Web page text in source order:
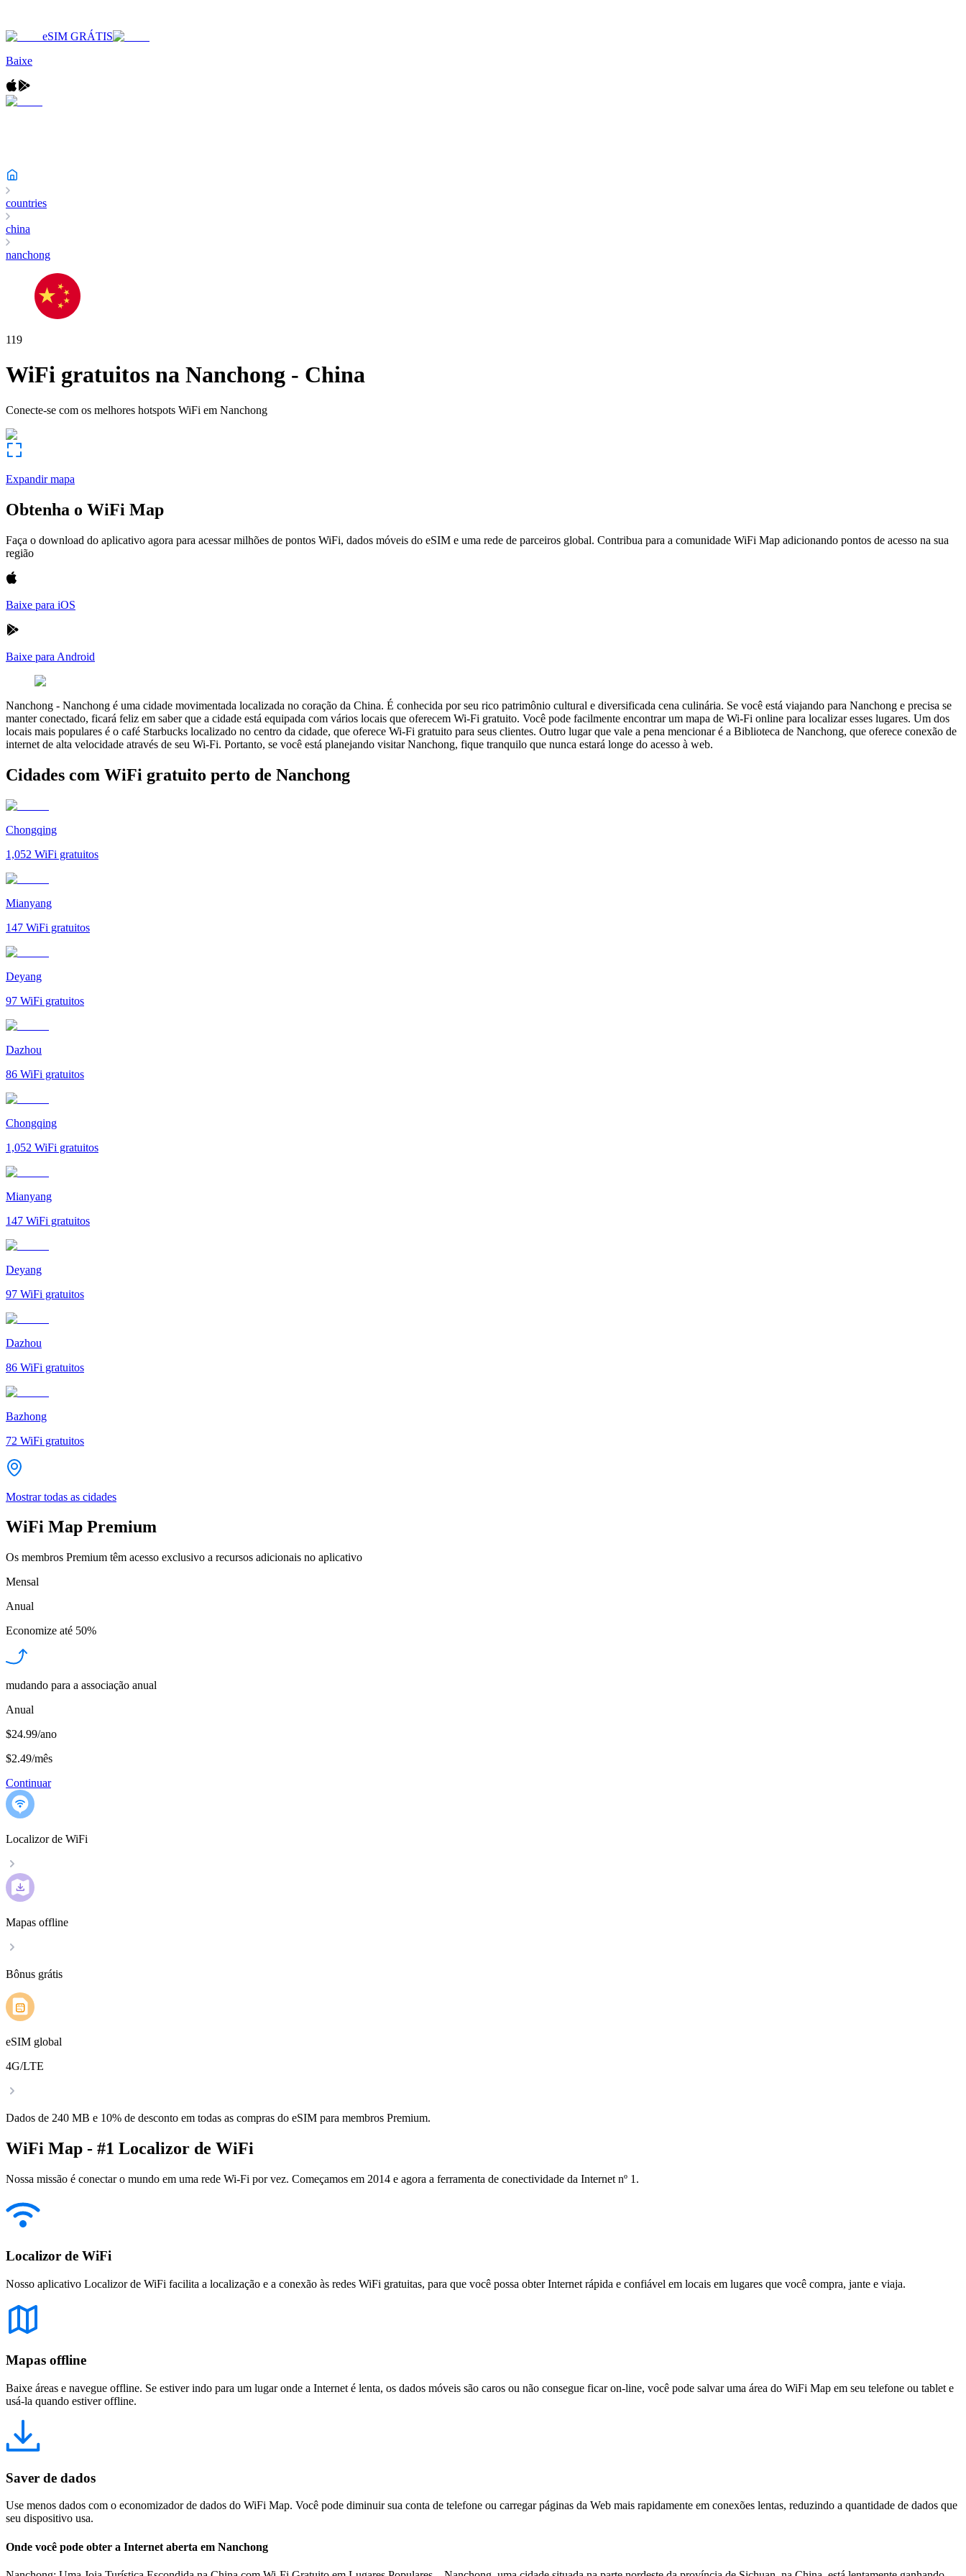
eSIM GRÁTIS
Baixe
countries
china
nanchong
119
WiFi gratuitos na Nanchong - China
Conecte-se com os melhores hotspots WiFi em Nanchong
Expandir mapa
Obtenha o WiFi Map
Faça o download do aplicativo agora para acessar milhões de pontos WiFi, dados móveis do eSIM e uma rede de parceiros global. Contribua para a comunidade WiFi Map adicionando pontos de acesso na sua
região
Baixe para iOS
Baixe para Android
Nanchong - Nanchong é uma cidade movimentada localizada no coração da China. É conhecida por seu rico patrimônio cultural e diversificada cena culinária. Se você está viajando para Nanchong e precisa se
manter conectado, ficará feliz em saber que a cidade está equipada com vários locais que oferecem Wi-Fi gratuito. Você pode facilmente encontrar um mapa de Wi-Fi online para localizar esses lugares. Um dos
locais mais populares é o café Starbucks localizado no centro da cidade, que oferece Wi-Fi gratuito para seus clientes. Outro lugar que vale a pena mencionar é a Biblioteca de Nanchong, que oferece conexão de
internet de alta velocidade através de seu Wi-Fi. Portanto, se você está planejando visitar Nanchong, fique tranquilo que nunca estará longe do acesso à web.
Cidades com WiFi gratuito perto de Nanchong
Chongqing
1,052 WiFi gratuitos
Mianyang
147 WiFi gratuitos
Deyang
97 WiFi gratuitos
Dazhou
86 WiFi gratuitos
Chongqing
1,052 WiFi gratuitos
Mianyang
147 WiFi gratuitos
Deyang
97 WiFi gratuitos
Dazhou
86 WiFi gratuitos
Bazhong
72 WiFi gratuitos
Mostrar todas as cidades
WiFi Map Premium
Os membros Premium têm acesso exclusivo a recursos adicionais no aplicativo
Mensal
Anual
Economize até 50%
mudando para a associação anual
Anual
$24.99/ano
$2.49/mês
Continuar
Localizor de WiFi
Mapas offline
Bônus grátis
eSIM global
4G/LTE
Dados de 240 MB e 10% de desconto em todas as compras do eSIM para membros Premium.
WiFi Map - #1 Localizor de WiFi
Nossa missão é conectar o mundo em uma rede Wi-Fi por vez. Começamos em 2014 e agora a ferramenta de conectividade da Internet nº 1.
Localizor de WiFi
Nosso aplicativo Localizor de WiFi facilita a localização e a conexão às redes WiFi gratuitas, para que você possa obter Internet rápida e confiável em locais em lugares que você compra, jante e viaja.
Mapas offline
Baixe áreas e navegue offline. Se estiver indo para um lugar onde a Internet é lenta, os dados móveis são caros ou não consegue ficar on-line, você pode salvar uma área do WiFi Map em seu telefone ou tablet e
usá-la quando estiver offline.
Saver de dados
Use menos dados com o economizador de dados do WiFi Map. Você pode diminuir sua conta de telefone ou carregar páginas da Web mais rapidamente em conexões lentas, reduzindo a quantidade de dados que
seu dispositivo usa.
Onde você pode obter a Internet aberta em Nanchong